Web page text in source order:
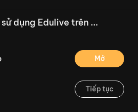
/--
Thoát
dụng Edulive trên ...
Mở
Tiếp tục